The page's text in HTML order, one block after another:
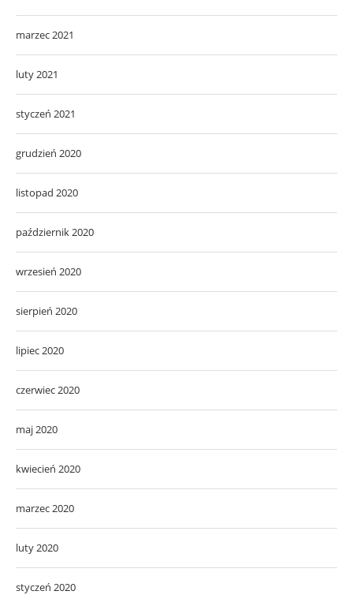
marzec 2021
luty 2021
styczeń 2021
grudzień 2020
listopad 2020
październik 2020
wrzesień 2020
sierpień 2020
lipiec 2020
czerwiec 2020
maj 2020
kwiecień 2020
marzec 2020
luty 2020
styczeń 2020